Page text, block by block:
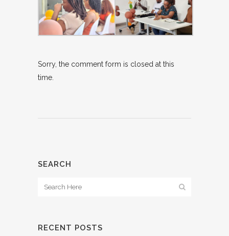
Sorry, the comment form is closed at this
time.
SEARCH
RECENT POSTS